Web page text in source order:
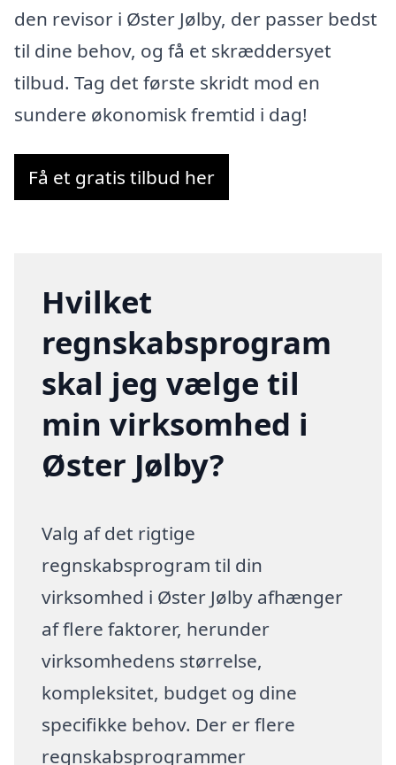
den revisor i Øster Jølby, der passer bedst
til dine behov, og få et skræddersyet
tilbud. Tag det første skridt mod en
sundere økonomisk fremtid i dag!
Få et gratis tilbud her
Hvilket
regnskabsprogram
skal jeg vælge til
min virksomhed i
Øster Jølby?
Valg af det rigtige
regnskabsprogram til din
virksomhed i Øster Jølby afhænger
af flere faktorer, herunder
virksomhedens størrelse,
kompleksitet, budget og dine
specifikke behov. Der er flere
regnskabsprogrammer